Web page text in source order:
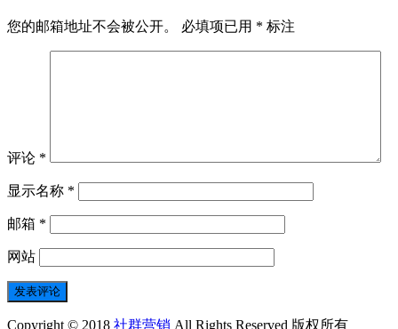
您的邮箱地址不会被公开。 必填项已用 * 标注
评论 *
显示名称 *
邮箱 *
网站
Copyright © 2018 社群营销 All Rights Reserved 版权所有